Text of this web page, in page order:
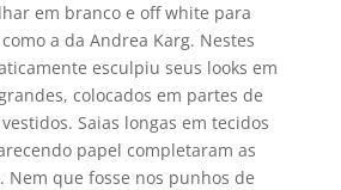
em branco e off white para
a da Andrea Karg. Nestes
esculpiu seus looks em
colocados em partes de
Saias longas em tecidos
papel completaram as
Nem que fosse nos punhos de